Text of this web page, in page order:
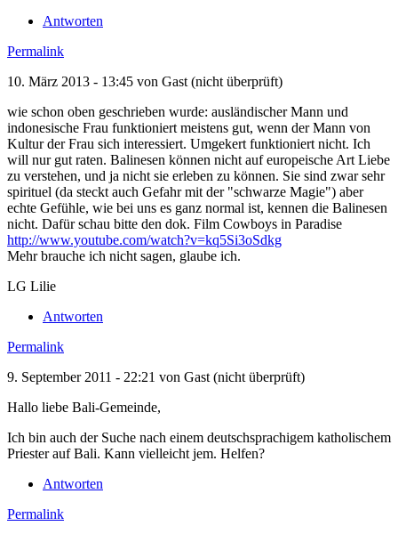
Antworten
Permalink
10. März 2013 - 13:45 von Gast (nicht überprüft)
wie schon oben geschrieben wurde: ausländischer Mann und
indonesische Frau funktioniert meistens gut, wenn der Mann von
Kultur der Frau sich interessiert. Umgekert funktioniert nicht. Ich
will nur gut raten. Balinesen können nicht auf europeische Art Liebe
zu verstehen, und ja nicht sie erleben zu können. Sie sind zwar sehr
spirituel (da steckt auch Gefahr mit der "schwarze Magie") aber
echte Gefühle, wie bei uns es ganz normal ist, kennen die Balinesen
nicht. Dafür schau bitte den dok. Film Cowboys in Paradise
http://www.youtube.com/watch?v=kq5Si3oSdkg
Mehr brauche ich nicht sagen, glaube ich.
LG Lilie
Antworten
Permalink
9. September 2011 - 22:21 von Gast (nicht überprüft)
Hallo liebe Bali-Gemeinde,
Ich bin auch der Suche nach einem deutschsprachigem katholischem
Priester auf Bali. Kann vielleicht jem. Helfen?
Antworten
Permalink